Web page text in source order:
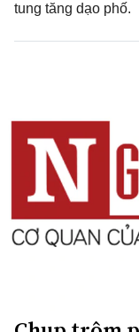
tung tăng dạo phố.